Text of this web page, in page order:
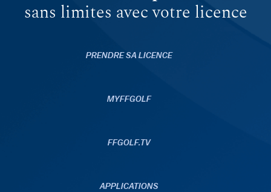
sans limites avec votre licence
PRENDRE SA LICENCE
MYFFGOLF
FFGOLF.TV
APPLICATIONS